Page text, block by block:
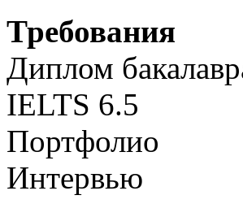
Требования
Диплом
IELTS 6.5
Портфолио
Интервью